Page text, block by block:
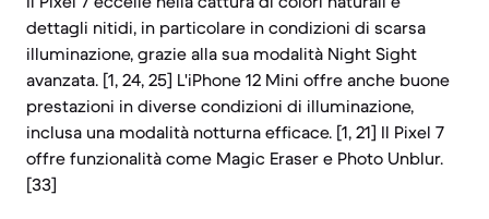
dettagli nitidi, in particolare in condizioni di scarsa
illuminazione, grazie alla sua modalità Night Sight
avanzata. [1, 24, 25] L'iPhone 12 Mini offre anche buone
prestazioni in diverse condizioni di illuminazione,
inclusa una modalità notturna efficace. [1, 21] Il Pixel 7
offre funzionalità come Magic Eraser e Photo Unblur.
[33]